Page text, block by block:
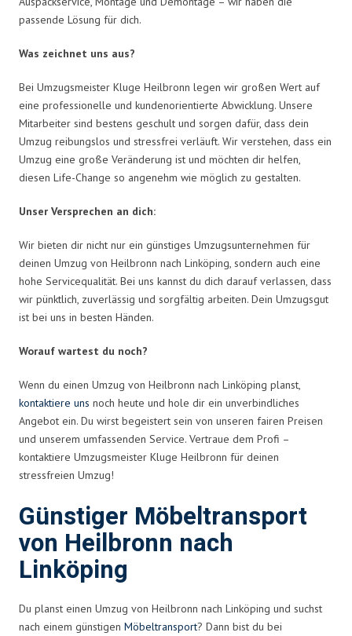
passende Lösung für dich.
Was zeichnet uns aus?
Bei Umzugsmeister Kluge Heilbronn legen wir großen Wert auf
eine professionelle und kundenorientierte Abwicklung. Unsere
Mitarbeiter sind bestens geschult und sorgen dafür, dass dein
Umzug reibungslos und stressfrei verläuft. Wir verstehen, dass ein
Umzug eine große Veränderung ist und möchten dir helfen,
diesen Life-Change so angenehm wie möglich zu gestalten.
Unser Versprechen an dich:
Wir bieten dir nicht nur ein günstiges Umzugsunternehmen für
deinen Umzug von Heilbronn nach Linköping, sondern auch eine
hohe Servicequalität. Bei uns kannst du dich darauf verlassen, dass
wir pünktlich, zuverlässig und sorgfältig arbeiten. Dein Umzugsgut
ist bei uns in besten Händen.
Worauf wartest du noch?
Wenn du einen Umzug von Heilbronn nach Linköping planst,
kontaktiere uns noch heute und hole dir ein unverbindliches
Angebot ein. Du wirst begeistert sein von unseren fairen Preisen
und unserem umfassenden Service. Vertraue dem Profi –
kontaktiere Umzugsmeister Kluge Heilbronn für deinen
stressfreien Umzug!
Günstiger Möbeltransport
von Heilbronn nach
Linköping
Du planst einen Umzug von Heilbronn nach Linköping und suchst
nach einem günstigen Möbeltransport? Dann bist du bei